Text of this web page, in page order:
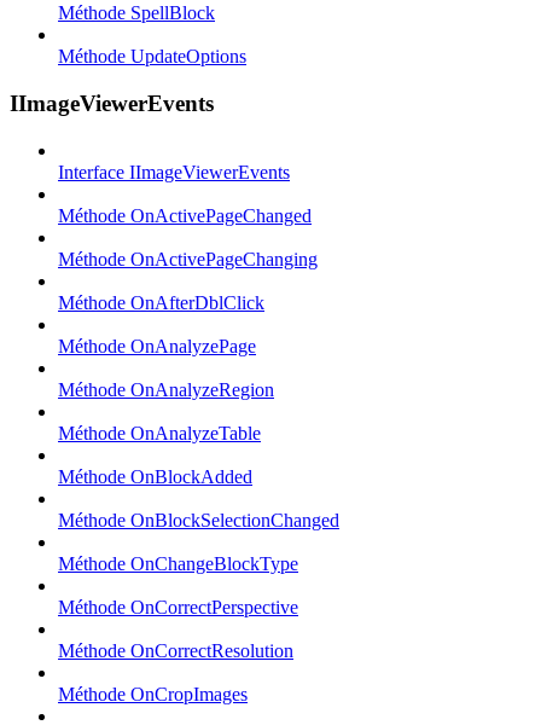
Méthode SpellBlock
Méthode UpdateOptions
IImageViewerEvents
Interface IImageViewerEvents
Méthode OnActivePageChanged
Méthode OnActivePageChanging
Méthode OnAfterDblClick
Méthode OnAnalyzePage
Méthode OnAnalyzeRegion
Méthode OnAnalyzeTable
Méthode OnBlockAdded
Méthode OnBlockSelectionChanged
Méthode OnChangeBlockType
Méthode OnCorrectPerspective
Méthode OnCorrectResolution
Méthode OnCropImages